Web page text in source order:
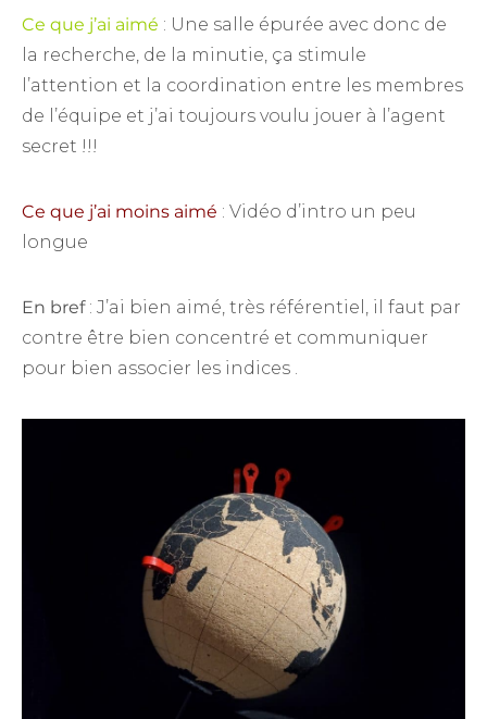
Ce que j’ai aimé : Une salle épurée avec donc de
la recherche, de la minutie, ça stimule
l’attention et la coordination entre les membres
de l’équipe et j’ai toujours voulu jouer à l’agent
secret !!!
Ce que j’ai moins aimé : Vidéo d’intro un peu
longue
En bref: J’ai bien aimé, très référentiel, il faut par
contre être bien concentré et communiquer
pour bien associer les indices .